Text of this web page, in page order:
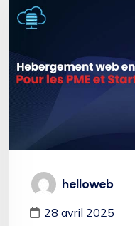
helloweb
28 avril 2025